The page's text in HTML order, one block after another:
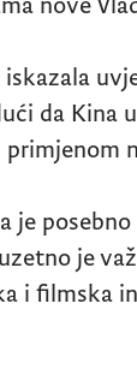
nove
da Kina
je
je
i filmska